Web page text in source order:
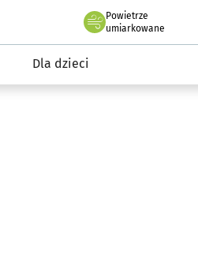
Powietrze
we Wrocławiu
umiarkowane
Dla dzieci